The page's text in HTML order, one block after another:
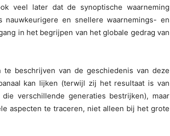
veel later dat de synoptische waarneming
en snellere waarnemings- en
in het begrijpen van het globale gedrag van
beschrijven van de geschiedenis van deze
kan lijken (terwijl zij het resultaat is van
verschillende generaties bestrijken), maar
aspecten te traceren, niet alleen bij het grote